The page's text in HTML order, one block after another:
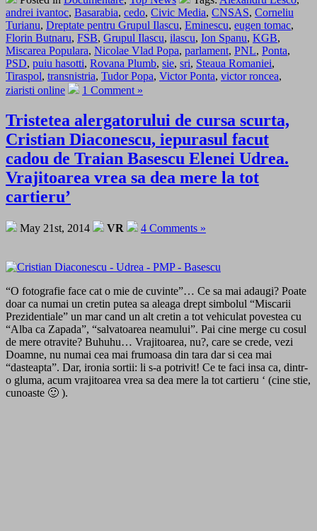
andrei ivantoc, Basarabia, cedo, Civic Media, CNSAS, Corneliu
Turianu, Dreptate pentru Grupul Ilascu, Eminescu, eugen tomac,
Florin Butnaru, FSB, Grupul Ilascu, ilascu, Ion Spanu, KGB,
Miscarea Populara, Nicolae Vlad Popa, parlament, PNL, Ponta,
PSD, puiu hasotti, Rovana Plumb, sie, sri, Steaua Romaniei,
Tiraspol, transnistria, Tudor Popa, Victor Ponta, victor roncea,
ziaristi online
1 Comment »
Tristetea alergatorului de cursa scurta,
Cristian Diaconescu, iepurasul facut
cadou de Traian Basescu Elenei Udrea.
Vrajitoarea vrea sa dea mere la tot
cartieru’
May 21st, 2014 VR 4 Comments »
“O fotografie face cat o mie de cuvinte”… Ce sa mai adaugi? Poate
doar ca numai un cretin putea sa aleaga drept simbolul “Miscarii
Prezidentiale” un mar cand un alt cretin a tot vehiculat povestea cu
“Alba ca Zapada”, “salvatoarea neamului”. Pai cine merge cu cosul
de mere otravite? Buhuhu… Vrajitoarea, nu?, care se crede, vezi
Doamne, nu numai cea mai frumoasa din tara dar si cea mai
“dasteapta”. Dar, ironia sortii: li s-a potrivit! Ce te faci insa ca, dintr-
o gluma, acum vrajitoarea vrea sa dea mere la tot cartieru ‘ (cine stie,
cunoaste 🙂 ).